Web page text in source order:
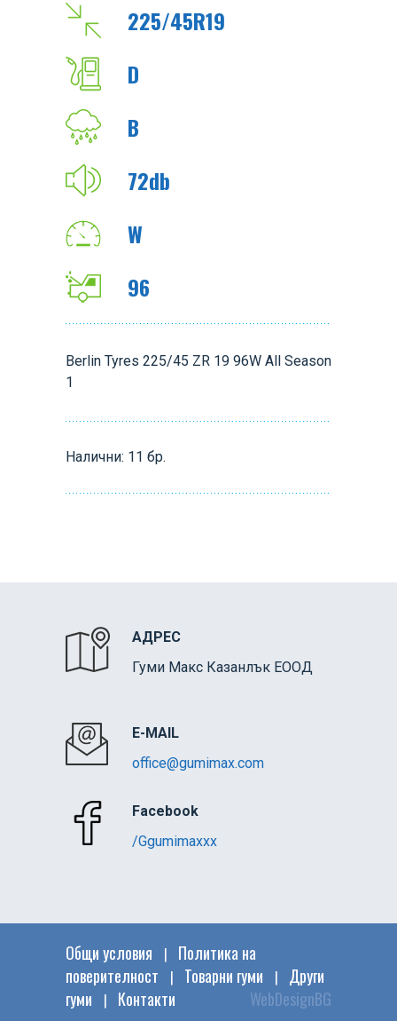
225/45R19
D
B
72db
W
96
Berlin Tyres 225/45 ZR 19 96W All Season
1
Налични: 11 бр.
АДРЕС
Гуми Макс Казанлък ЕООД
E-MAIL
office@gumimax.com
Facebook
/Ggumimaxxx
Общи условия | Политика на
поверителност | Товарни гуми | Други
гуми | Контакти WebDesignBG